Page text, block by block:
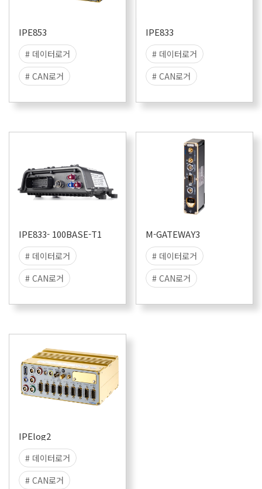
IPE853
# 데이터로거
# CAN로거
# 데이터수집
# 스탠드얼론
# 리눅스로거
IPE833
# 데이터로거
# CAN로거
# 데이터수집
# 스탠드얼론
# 데이터저장
# 리눅스로거
IPE833- 100BASE-T1
# 데이터로거
# CAN로거
# 데이터수집
# 스탠드얼론
# 데이터저장
M-GATEWAY3
# 데이터로거
# CAN로거
IPElog2
# 데이터로거
# CAN로거